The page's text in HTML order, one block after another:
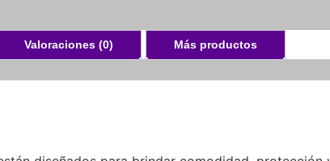
Valoraciones (0) Más productos